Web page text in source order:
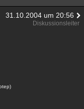
31.10.2004 um 20:56
Diskussionsleiter